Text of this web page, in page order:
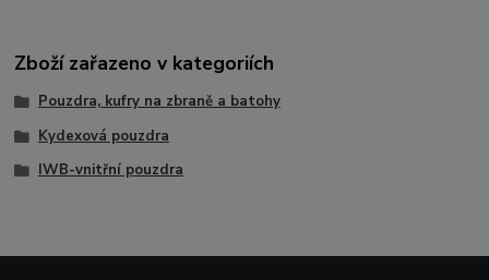
Zboží zařazeno v kategoriích
Pouzdra, kufry na zbraně a batohy
Kydexová pouzdra
IWB-vnitřní pouzdra